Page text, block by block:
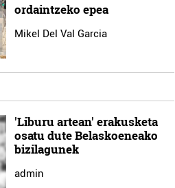
ordaintzeko epea
Mikel Del Val Garcia
'Liburu artean' erakusketa
osatu dute Belaskoeneako
bizilagunek
admin